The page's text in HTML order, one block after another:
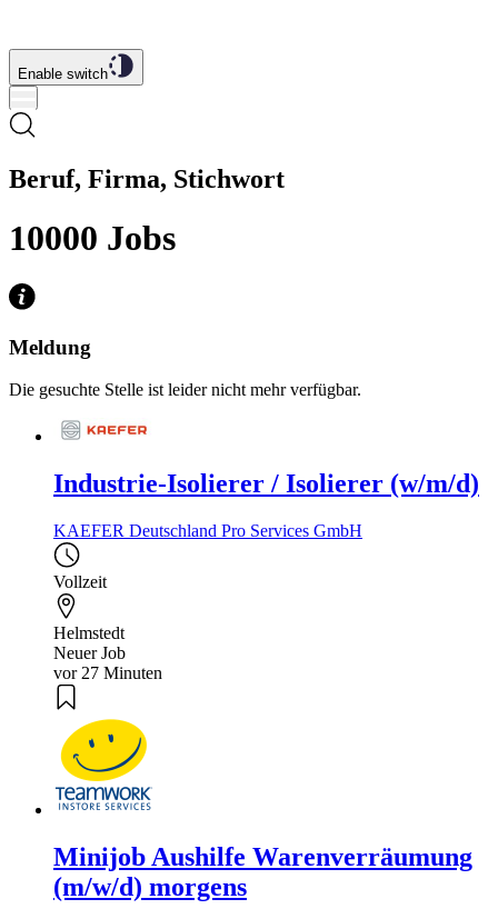
Enable switch
Beruf, Firma, Stichwort
10000 Jobs
Meldung
Die gesuchte Stelle ist leider nicht mehr verfügbar.
Industrie-Isolierer / Isolierer (w/m/d)
KAEFER Deutschland Pro Services GmbH
Vollzeit
Helmstedt
Neuer Job
vor 27 Minuten
Minijob Aushilfe Warenverräumung
(m/w/d) morgens